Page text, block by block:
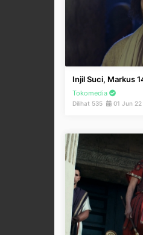
Injil Suci, Markus
Tokomedia
Dilihat 535 01 Jun 22